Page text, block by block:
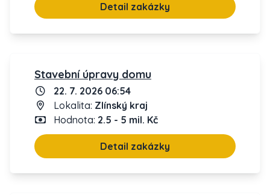
Detail zakázky
Stavební úpravy domu
22. 7. 2026 06:54
Lokalita: Zlínský kraj
Hodnota: 2.5 - 5 mil. Kč
Detail zakázky